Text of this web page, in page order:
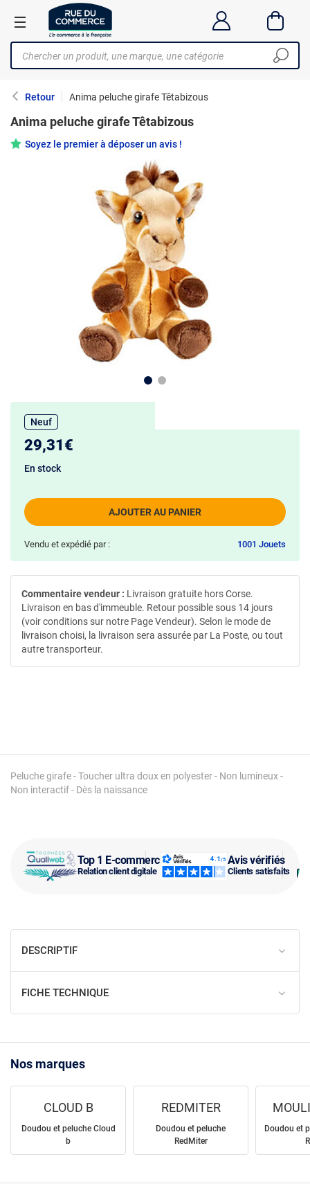
Retour Anima peluche girafe Têtabizous
Top 1 E-commerce
Relation client digitale
Avis vérifiés
Clients satisfaits
Anima peluche girafe Têtabizous
Soyez le premier à déposer un avis !
Peluche girafe - Toucher ultra doux en polyester - Non lumineux -
Non interactif - Dès la naissance
Neuf
29,31€
AJOUTER AU PANIER
En stock
Vendu et expédié par : 1001 Jouets
Commentaire vendeur : Livraison gratuite hors Corse.
Livraison en bas d'immeuble. Retour possible sous 14 jours
(voir conditions sur notre Page Vendeur). Selon le mode de
livraison choisi, la livraison sera assurée par La Poste, ou tout
autre transporteur.
DESCRIPTIF
FICHE TECHNIQUE
Nos marques
CLOUD B
Doudou et peluche Cloud
b
REDMITER
Doudou et peluche
RedMiter
Doudou et